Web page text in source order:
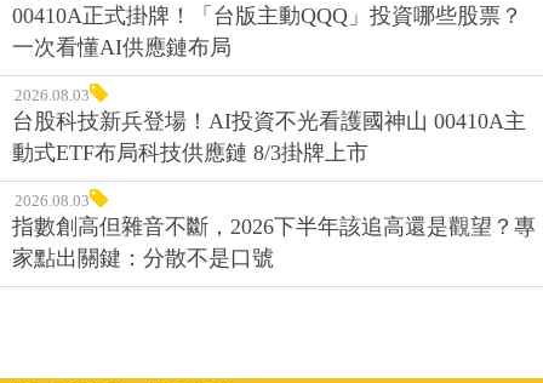
00410A正式掛牌！「台版主動QQQ」投資哪些股票？
一次看懂AI供應鏈布局
2026.08.03
台股科技新兵登場！AI投資不光看護國神山 00410A主
動式ETF布局科技供應鏈 8/3掛牌上市
2026.08.03
指數創高但雜音不斷，2026下半年該追高還是觀望？專
家點出關鍵：分散不是口號